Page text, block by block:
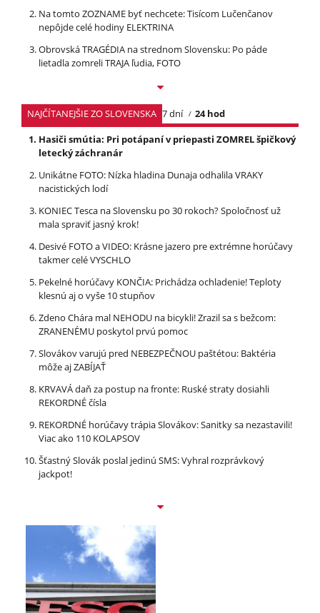
Na tomto ZOZNAME byť nechcete: Tisícom Lučenčanov
nepôjde celé hodiny ELEKTRINA
Obrovská TRAGÉDIA na strednom Slovensku: Po páde
lietadla zomreli TRAJA ľudia, FOTO
NAJČÍTANEJŠIE ZO SLOVENSKA 7 dní
24 hod
Hasiči smútia: Pri potápaní v priepasti ZOMREL špičkový
letecký záchranár
Unikátne FOTO: Nízka hladina Dunaja odhalila VRAKY
nacistických lodí
KONIEC Tesca na Slovensku po 30 rokoch? Spoločnosť už
mala spraviť jasný krok!
Desivé FOTO a VIDEO: Krásne jazero pre extrémne horúčavy
takmer celé VYSCHLO
Pekelné horúčavy KONČIA: Prichádza ochladenie! Teploty
klesnú aj o vyše 10 stupňov
Zdeno Chára mal NEHODU na bicykli! Zrazil sa s bežcom:
ZRANENÉMU poskytol prvú pomoc
Slovákov varujú pred NEBEZPEČNOU paštétou: Baktéria
môže aj ZABÍJAŤ
KRVAVÁ daň za postup na fronte: Ruské straty dosiahli
REKORDNÉ čísla
REKORDNÉ horúčavy trápia Slovákov: Sanitky sa nezastavili!
Viac ako 110 KOLAPSOV
Šťastný Slovák poslal jedinú SMS: Vyhral rozprávkový
jackpot!